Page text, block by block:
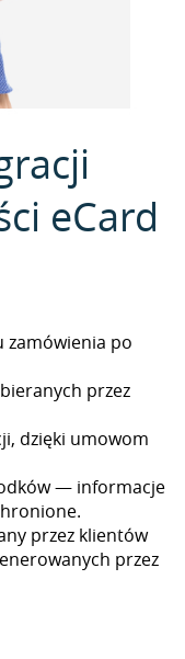
eCard
zamówienia po
przez
dzięki umowom
— informacje
przez klientów
przez